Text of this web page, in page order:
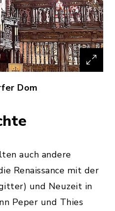
Dom
auch andere
Renaissance mit der
und Neuzeit in
Peper und Thies